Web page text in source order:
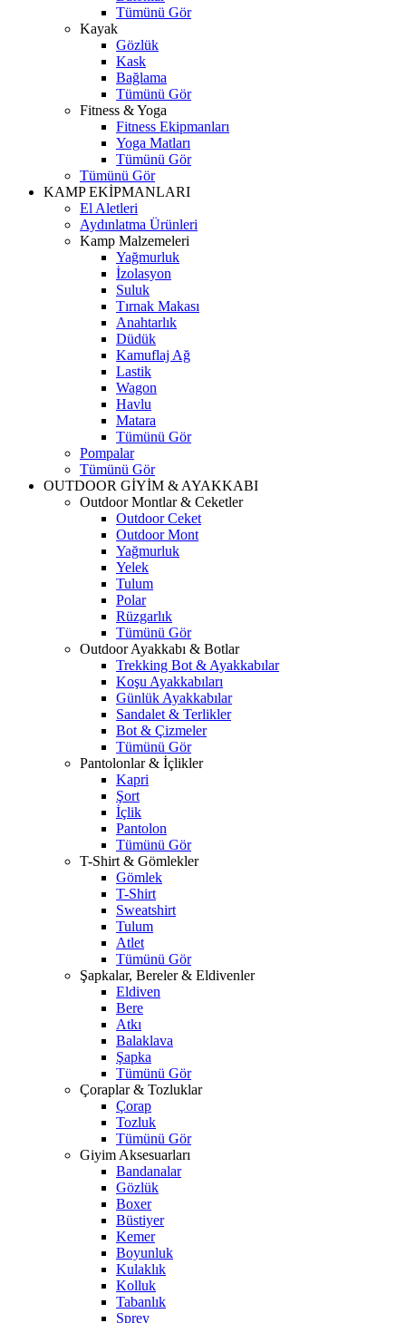
Tümünü Gör
Kayak
Gözlük
Kask
Bağlama
Tümünü Gör
Fitness & Yoga
Fitness Ekipmanları
Yoga Matları
Tümünü Gör
Tümünü Gör
KAMP EKİPMANLARI
El Aletleri
Aydınlatma Ürünleri
Kamp Malzemeleri
Yağmurluk
İzolasyon
Suluk
Tırnak Makası
Anahtarlık
Düdük
Kamuflaj Ağ
Lastik
Wagon
Havlu
Matara
Tümünü Gör
Pompalar
Tümünü Gör
OUTDOOR GİYİM & AYAKKABI
Outdoor Montlar & Ceketler
Outdoor Ceket
Outdoor Mont
Yağmurluk
Yelek
Tulum
Polar
Rüzgarlık
Tümünü Gör
Outdoor Ayakkabı & Botlar
Trekking Bot & Ayakkabılar
Koşu Ayakkabıları
Günlük Ayakkabılar
Sandalet & Terlikler
Bot & Çizmeler
Tümünü Gör
Pantolonlar & İçlikler
Kapri
Şort
İçlik
Pantolon
Tümünü Gör
T-Shirt & Gömlekler
Gömlek
T-Shirt
Sweatshirt
Tulum
Atlet
Tümünü Gör
Şapkalar, Bereler & Eldivenler
Eldiven
Bere
Atkı
Balaklava
Şapka
Tümünü Gör
Çoraplar & Tozluklar
Çorap
Tozluk
Tümünü Gör
Giyim Aksesuarları
Bandanalar
Gözlük
Boxer
Büstiyer
Kemer
Boyunluk
Kulaklık
Kolluk
Tabanlık
Sprey